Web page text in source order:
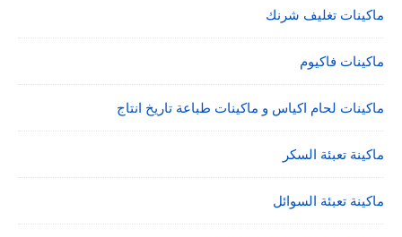
ماكينات تغليف شرنك
ماكينات فاكيوم
ماكينات لحام اكياس و ماكينات طباعة تاريخ انتاج
ماكينة تعبئة السكر
ماكينة تعبئة السوائل